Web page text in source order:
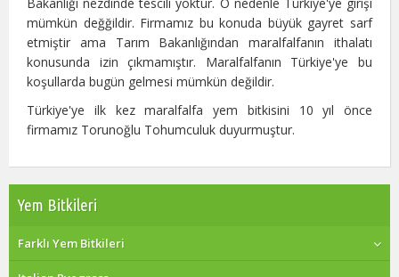
mümkün değğildir. Firmamız bu konuda büyük gayret sarf
etmiştir ama Tarım Bakanlığından maralfalfanın ithalatı
konusunda izin çıkmamıştır. Maralfalfanın Türkiye'ye bu
koşullarda bugün gelmesi mümkün değildir.
Türkiye'ye ilk kez maralfalfa yem bitkisini 10 yıl önce
firmamız Torunoğlu Tohumculuk duyurmuştur.
Yem Bitkileri
Farklı Yem Bitkileri